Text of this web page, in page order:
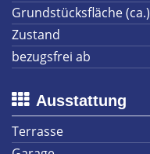
Grundstücksfläche (ca.)
Zustand
bezugsfrei ab
Ausstattung
Terrasse